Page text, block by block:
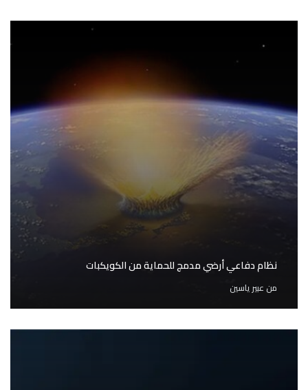
نظام دفاعي أرضي مدمج للحماية من الكويكبات
من عبير ياسين